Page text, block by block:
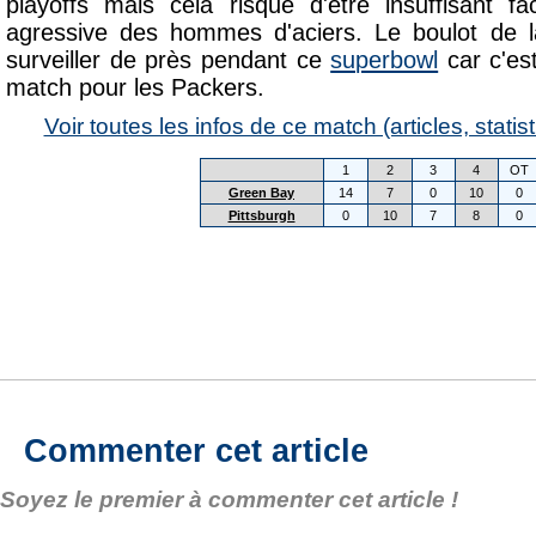
agressive des hommes d'aciers. Le boulot de
surveiller de près pendant cesuperbowl car
match pour les Packers.
Voir toutes les infos de ce match (articles,
1 2 3 4
OT
Green Bay
14 7 0 10
0
Pittsburgh
0 10 7 8 0
Commenter cet article
Soyez le premier à commenter cet article !